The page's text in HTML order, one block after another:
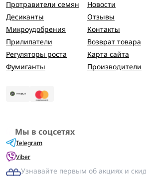
Протравители семян
Десиканты
Микроудобрения
Прилипатели
Регуляторы роста
Фумиганты
Новости
Отзывы
Контакты
Возврат товара
Карта сайта
Производители
Мы в соцсетях
Telegram
Viber
Узнавайте первым об акциях и